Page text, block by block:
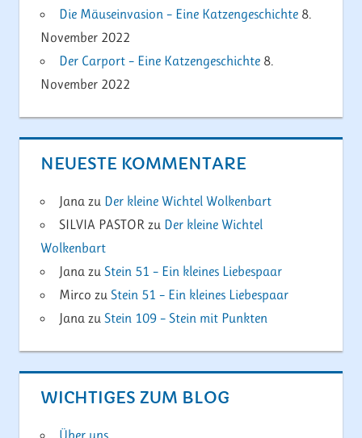
Die Mäuseinvasion – Eine Katzengeschichte 8.
November 2022
Der Carport – Eine Katzengeschichte 8.
November 2022
NEUESTE KOMMENTARE
Janazu Der kleine Wichtel Wolkenbart
SILVIA PASTORzu Der kleine Wichtel
Wolkenbart
Janazu Stein 51 – Ein kleines Liebespaar
Mirco zu Stein 51 – Ein kleines Liebespaar
Janazu Stein 109 – Stein mit Punkten
WICHTIGES ZUM BLOG